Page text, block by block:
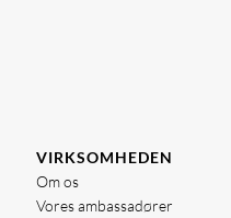
VIRKSOMHEDEN
Om os
Vores ambassadører